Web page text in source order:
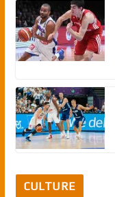
CULTURE